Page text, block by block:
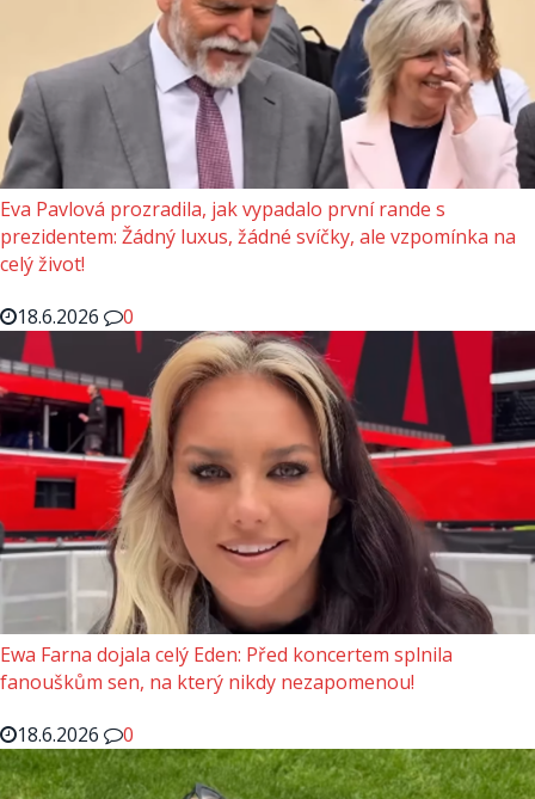
Eva Pavlová prozradila, jak vypadalo první rande s
prezidentem: Žádný luxus, žádné svíčky, ale vzpomínka na
celý život!
18.6.2026
0
Ewa Farna dojala celý Eden: Před koncertem splnila
fanouškům sen, na který nikdy nezapomenou!
18.6.2026
0